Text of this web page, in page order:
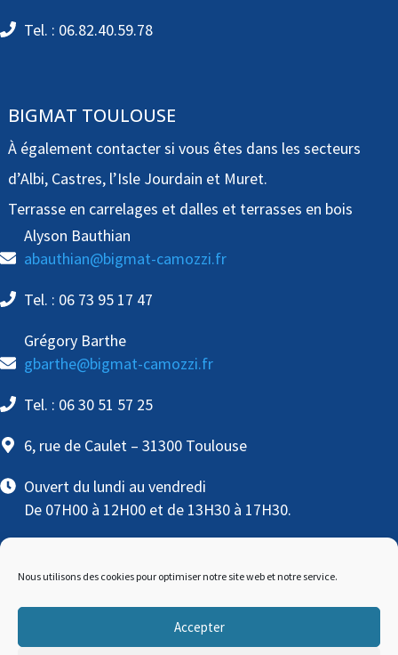
Nous utilisons des cookies pour optimiser notre site web et notre service.
Accepter
Tel. : 06.82.40.59.78
BIGMAT TOULOUSE
À également contacter si vous êtes dans les secteurs
d’Albi, Castres, l’Isle Jourdain et Muret.
Terrasse en carrelages et dalles et terrasses en bois
Alyson Bauthian
abauthian@bigmat-camozzi.fr
Tel. : 06 73 95 17 47
Grégory Barthe
gbarthe@bigmat-camozzi.fr
Tel. : 06 30 51 57 25
6, rue de Caulet – 31300 Toulouse
Ouvert du lundi au vendredi
De 07H00 à 12H00 et de 13H30 à 17H30.